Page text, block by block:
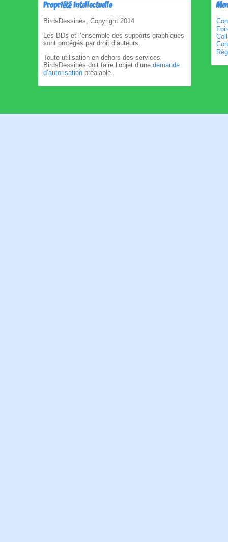
Propriété intellectuelle
BirdsDessinés, Copyright 2014
Les BDs et l’ensemble des supports graphiques
sont protégés par droit d’auteurs.
Toute utilisation en dehors des services
BirdsDessinés doit faire l’objet d’une demande
d’autorisation préalable.